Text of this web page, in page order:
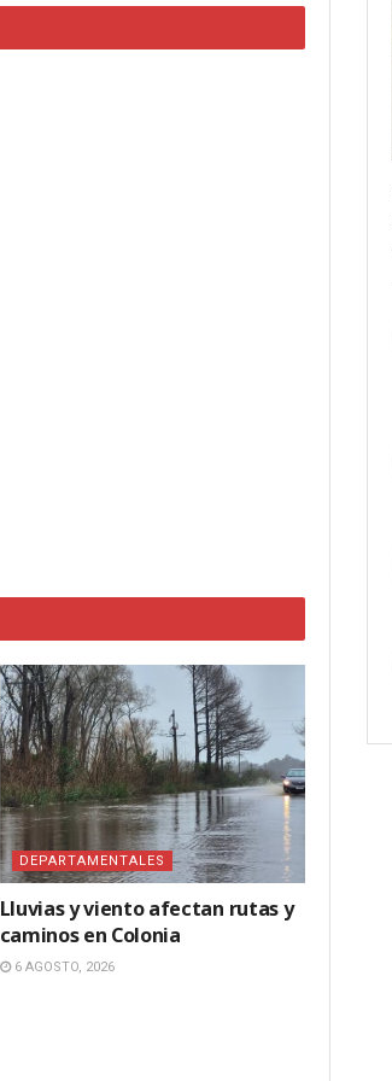
DEPARTAMENTALES
Lluvias y viento afectan rutas y
caminos en Colonia
6 AGOSTO, 2026